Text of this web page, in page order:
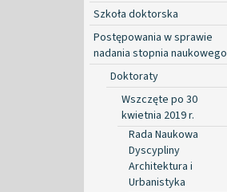
Szkoła doktorska
Postępowania w sprawie
nadania stopnia naukowego
Doktoraty
Wszczęte po 30
kwietnia 2019 r.
Rada Naukowa
Dyscypliny
Architektura i
Urbanistyka